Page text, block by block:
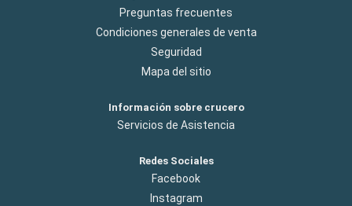
Preguntas frecuentes
Condiciones generales de venta
Seguridad
Mapa del sitio
Información sobre crucero
Servicios de Asistencia
Redes Sociales
Facebook
Instagram